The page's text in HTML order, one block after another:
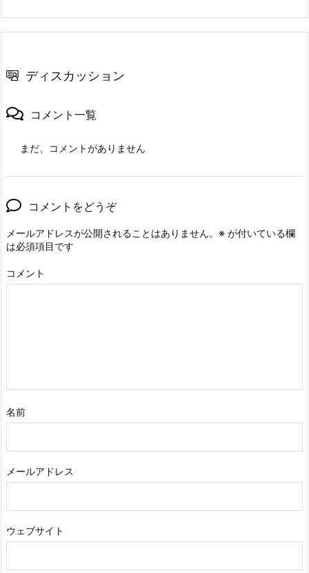
ディスカッション
コメント一覧
まだ、コメントがありません
コメントをどうぞ
メールアドレスが公開されることはありません。 ※ が付いている欄
は必須項目です
コメント
名前
メールアドレス
ウェブサイト